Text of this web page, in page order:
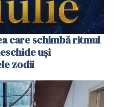
care schimbă ritmul
uși
zodii